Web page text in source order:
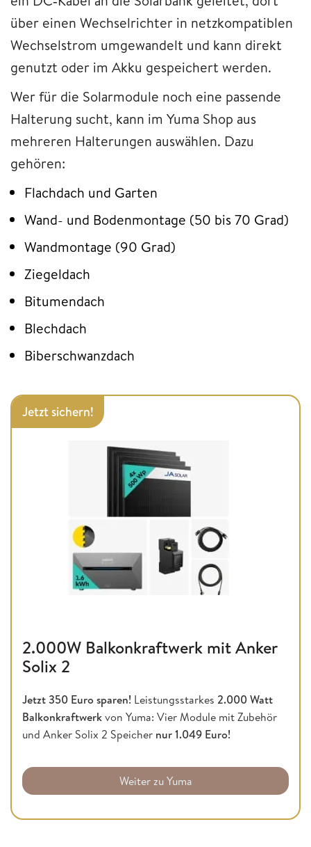
über einen Wechselrichter in netzkompatiblen
Wechselstrom umgewandelt und kann direkt
genutzt oder im Akku gespeichert werden.
Wer für die Solarmodule noch eine passende
Halterung sucht, kann im Yuma Shop aus
mehreren Halterungen auswählen. Dazu
gehören:
Flachdach und Garten
Wand- und Bodenmontage (50 bis 70 Grad)
Wandmontage (90 Grad)
Ziegeldach
Bitumendach
Blechdach
Biberschwanzdach
Jetzt sichern!
2.000W Balkonkraftwerk mit Anker
Solix 2
Jetzt 350 Euro sparen! Leistungsstarkes 2.000 Watt
Balkonkraftwerkvon Yuma: Vier Module mit Zubehör
und Anker Solix 2 Speicher nur 1.049 Euro!
Weiter zu Yuma